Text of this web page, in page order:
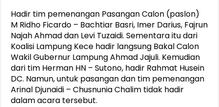
Hadir tim pemenangan Pasangan Calon (paslon)
M Ridho Ficardo – Bachtiar Basri, Imer Darius, Fajrun
Najah Ahmad dan Levi Tuzaidi. Sementara itu dari
Koalisi Lampung Kece hadir langsung Bakal Calon
Wakil Gubernur Lampung Ahmad Jajuli. Kemudian
dari tim Herman HN – Sutono, hadir Rahmat Husein
DC. Namun, untuk pasangan dan tim pemenangan
Arinal Djunaidi – Chusnunia Chalim tidak hadir
dalam acara tersebut.